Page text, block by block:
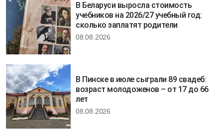
В Беларуси выросла стоимость
учебников на 2026/27 учебный год:
сколько заплатят родители
08.08.2026
В Пинске в июле сыграли 89 свадеб:
возраст молодоженов – от 17 до 66
лет
08.08.2026